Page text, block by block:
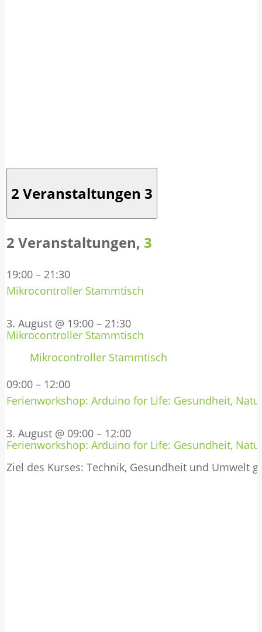
2 Veranstaltungen 3
2 Veranstaltungen, 3
19:00 – 21:30
Mikrocontroller Stammtisch
3. August @ 19:00 – 21:30
Mikrocontroller Stammtisch
Mikrocontroller Stammtisch
09:00 – 12:00
Ferienworkshop: Arduino for Life: Gesundheit,
3. August @ 09:00 – 12:00
Ferienworkshop: Arduino for Life: Gesundheit,
Ziel des Kurses: Technik, Gesundheit und Umwelt